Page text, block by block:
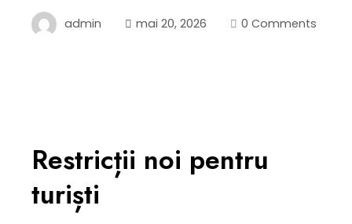
admin mai 20, 2026 0 Comments
Restricții noi pentru
turiști